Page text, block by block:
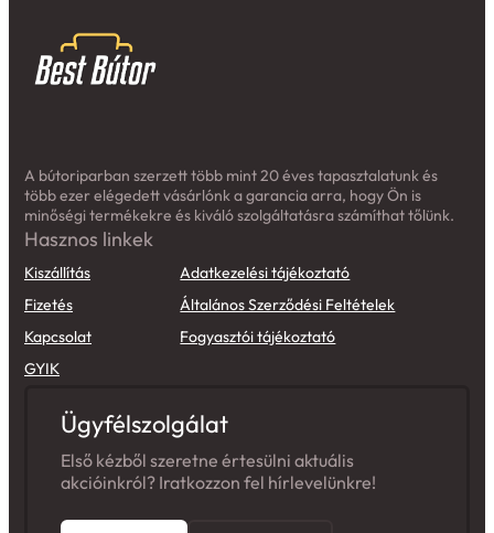
A bútoriparban szerzett több mint 20 éves tapasztalatunk és
több ezer elégedett vásárlónk a garancia arra, hogy Ön is
minőségi termékekre és kiváló szolgáltatásra számíthat tőlünk.
Hasznos linkek
Kiszállítás
Fizetés
Kapcsolat
GYIK
Adatkezelési tájékoztató
Általános Szerződési Feltételek
Fogyasztói tájékoztató
Ügyfélszolgálat
Első kézből szeretne értesülni aktuális
akcióinkról? Iratkozzon fel hírlevelünkre!